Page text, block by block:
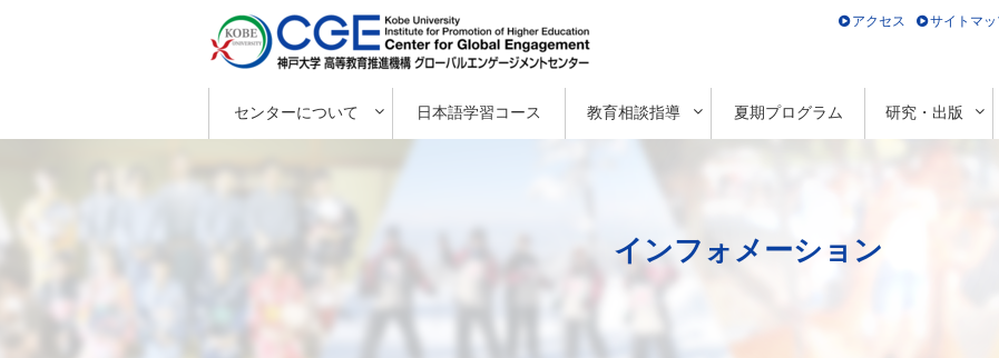
センターについて 日本語学習コース 教育相談指導 夏期プログラム 研究・出版
アクセス サイトマ
インフォメーション